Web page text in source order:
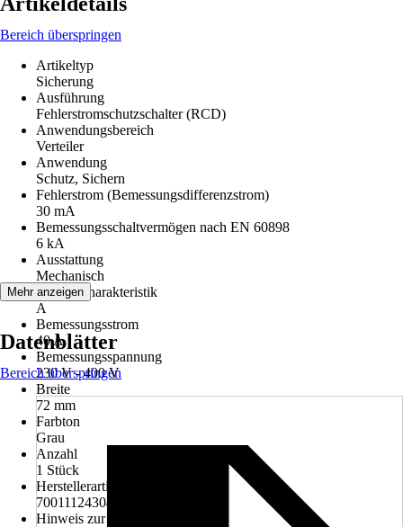
Bereich überspringen
Artikeltyp
Sicherung
Ausführung
Fehlerstromschutzschalter (RCD)
Anwendungsbereich
Verteiler
Anwendung
Schutz, Sichern
Fehlerstrom (Bemessungsdifferenzstrom)
30 mA
Bemessungsschaltvermögen nach EN 60898
6 kA
Ausstattung
Mechanisch
Auslösecharakteristik
A
Bemessungsstrom
40 A
Bemessungsspannung
230 V - 400 V
Breite
72 mm
Farbton
Grau
Anzahl
1 Stück
Herstellerartikelnummer
7001112430498
Hinweis zur Entsorgung
Mehr anzeigen
Datenblätter
Bereich überspringen